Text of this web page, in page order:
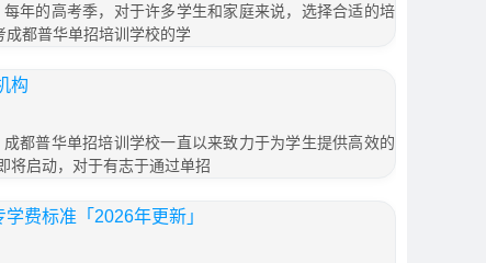
年的高考季，对于许多学生和家庭来说，选择合适的培
都普华单招培训学校的学
构
都普华单招培训学校一直以来致力于为学生提供高效的
将启动，对于有志于通过单招
费标准「2026年更新」